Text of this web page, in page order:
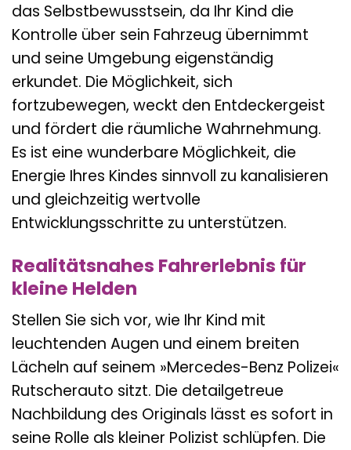
das Selbstbewusstsein, da Ihr Kind die
Kontrolle über sein Fahrzeug übernimmt
und seine Umgebung eigenständig
erkundet. Die Möglichkeit, sich
fortzubewegen, weckt den Entdeckergeist
und fördert die räumliche Wahrnehmung.
Es ist eine wunderbare Möglichkeit, die
Energie Ihres Kindes sinnvoll zu kanalisieren
und gleichzeitig wertvolle
Entwicklungsschritte zu unterstützen.
Realitätsnahes Fahrerlebnis für
kleine Helden
Stellen Sie sich vor, wie Ihr Kind mit
leuchtenden Augen und einem breiten
Lächeln auf seinem »Mercedes-Benz Polizei«
Rutscherauto sitzt. Die detailgetreue
Nachbildung des Originals lässt es sofort in
seine Rolle als kleiner Polizist schlüpfen. Die